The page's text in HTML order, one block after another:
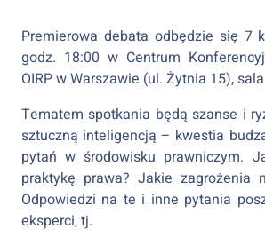
Premierowa debata odbędzie się 7
godz. 18:00 w Centrum
OIRP w Warszawie (ul. Żytnia 15),
Tematem spotkania będą szanse i
sztuczną inteligencją – kwestia
pytań w środowisku prawniczym.
praktykę prawa? Jakie zagrożenia
Odpowiedzi na te i inne pytania
eksperci, tj.